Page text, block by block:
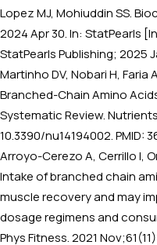
Lopez MJ, Mohiuddin SS.
2024 Apr 30. In: StatPearls
StatPearls Publishing; 2025
Martinho DV, Nobari H, Faria
Branched-Chain Amino
Systematic Review.
10.3390/nu14194002. PMID:
Arroyo-Cerezo A, Cerrillo I,
Intake of branched chain
muscle recovery and may
dosage regimens and
Phys Fitness. 2021